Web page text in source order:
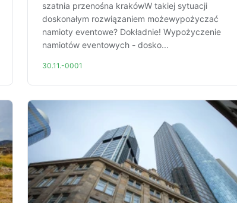
szatnia przenośna krakówW takiej sytuacji
doskonałym rozwiązaniem możewypożyczać
namioty eventowe? Dokładnie! Wypożyczenie
namiotów eventowych - dosko...
30.11.-0001